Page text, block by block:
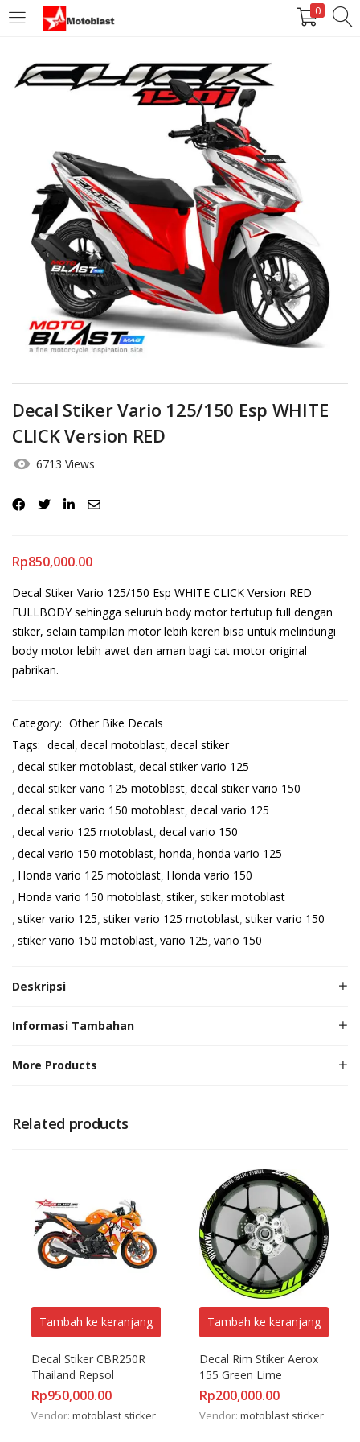
0
LOGIN REGISTER
Enter your username and password to login.
Remember me
Login
Lost password?
Decal Stiker Vario 125/150 Esp WHITE
CLICK Version RED
6713 Views
Rp850,000.00
Decal Stiker Vario 125/150 Esp WHITE CLICK Version RED
FULLBODY sehingga seluruh body motor tertutup full dengan
stiker, selain tampilan motor lebih keren bisa untuk melindungi
body motor lebih awet dan aman bagi cat motor original
pabrikan.
Category: Other Bike Decals
Tags: decal decal motoblast decal stiker
decal stiker motoblast decal stiker vario 125
decal stiker vario 125 motoblast decal stiker vario 150
decal stiker vario 150 motoblast decal vario 125
decal vario 125 motoblast decal vario 150
decal vario 150 motoblast honda honda vario 125
Honda vario 125 motoblast Honda vario 150
Honda vario 150 motoblast stiker stiker motoblast
stiker vario 125 stiker vario 125 motoblast stiker vario 150
stiker vario 150 motoblast vario 125 vario 150
Deskripsi
Informasi Tambahan
More Products
Related products
Tambah ke keranjang
Decal Stiker CBR250R
Thailand Repsol
Rp950,000.00
Vendor: motoblast sticker
Tambah ke keranjang
Decal Rim Stiker Aerox
155 Green Lime
Rp200,000.00
Vendor: motoblast sticker